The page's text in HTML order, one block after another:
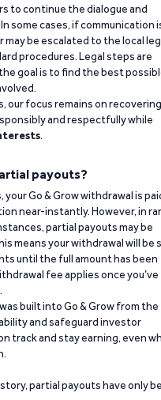
to continue the dialogue and
some cases, if communication
be escalated to the local
procedures. Legal steps are
goal is to find the best
our focus remains on recovering
and respectfully while
.
payouts?
Go & Grow withdrawal is
near-instantly. However, in
partial payouts may be
means your withdrawal will be
until the full amount has been
fee applies once you’ve
built into Go & Grow from the
and safeguard investor
track and stay earning, even
partial payouts have only